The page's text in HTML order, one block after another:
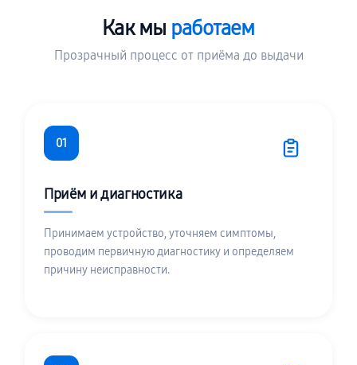
Как мы работаем
Прозрачный процесс от приёма до выдачи
01
Приём и диагностика
Принимаем устройство, уточняем симптомы,
проводим первичную диагностику и определяем
причину неисправности.